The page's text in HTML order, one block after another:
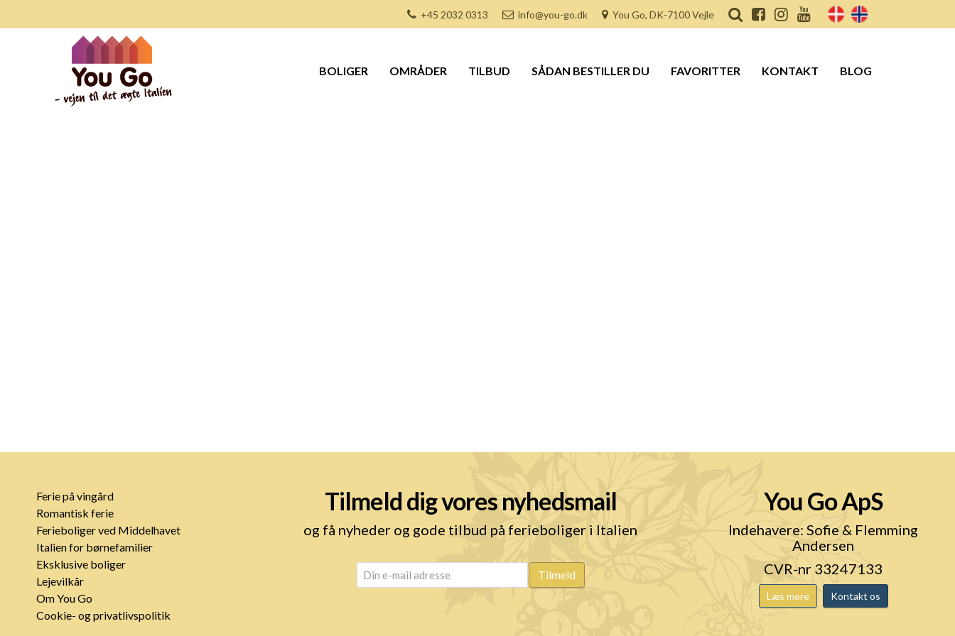
+45 2032 0313 info@you-go.dk You Go, DK-7100 Vejle
BOLIGER OMRÅDER TILBUD SÅDAN BESTILLER DU FAVORITTER KONTAKT BLOG
Ferie på vingård
Romantisk ferie
Ferieboliger ved Middelhavet
Italien for børnefamilier
Eksklusive boliger
Lejevilkår
Om You Go
Cookie- og privatlivspolitik
Tilmeld dig vores nyhedsmail
og få nyheder og gode tilbud på ferieboliger i Italien
email (Påkrævet) Tilmeld
You Go ApS
Indehavere: Sofie & Flemming
Andersen
CVR-nr 33247133
Læs mere Kontakt os